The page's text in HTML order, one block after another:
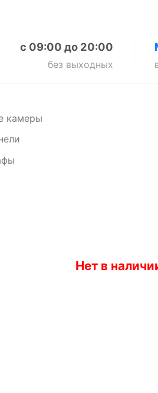
с 09:00 до 20:00
без выходных
камеры
Нет в